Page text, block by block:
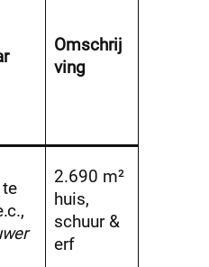
Omschrij
ving
te
2.690 m²
huis,
schuur &
erf